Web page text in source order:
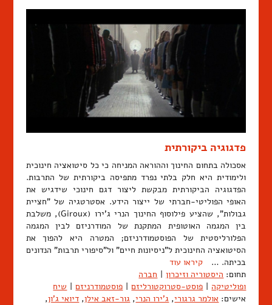
פדגוגיה ביקורתית
אסכולה בתחום החינוך וההוראה המניחה כי כל סיטואציה חינוכית
ולימודית היא חלק בלתי נפרד מתפיסה ביקורתית של התרבות.
הפדגוגיה הביקורתית מבקשת ליצור דגם חינוכי שידגיש את
האופי הפוליטי-חברתי של ייצור הידע. אסטרטגיה של "חציית
גבולות", שהציע פילוסוף החינוך הנרי ג'ירו (Giroux), משלבת
בין המגמה האוטופית המתקנת של המודרניזם לבין המגמה
הפלורליסטית של הפוסטמודרניזם; המטרה היא להפוך את
הסיטואציה החינוכית ל"ניסיונות חיים" ול"סיפורי תרבות" הנדונים
בכיתה. … קיראו עוד
תחום: היסטוריה וזיכרון
חברה
ופוליטיקה
פוסט-סטרוקטורליזם פוסטמודרניזם
שיח
אישים: אולמר גרגורי, ג'ירו הנרי, גור-זאב אילן, דיואי ג'ון,